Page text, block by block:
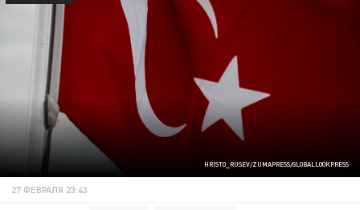
HRISTO_RUSEV/ZUMAPRESS/GLOBALLOOKPRESS
27 ФЕВРАЛЯ 23:43